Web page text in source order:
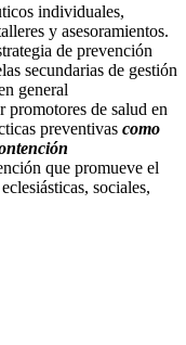
individuales,
y asesoramientos.
de prevención
secundarias de gestión
general
promotores de salud en
preventivas como
que promueve el
sociales,